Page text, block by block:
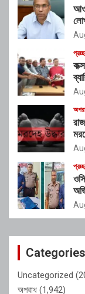
Categories
Uncategorized
অপরাধ (1,942)